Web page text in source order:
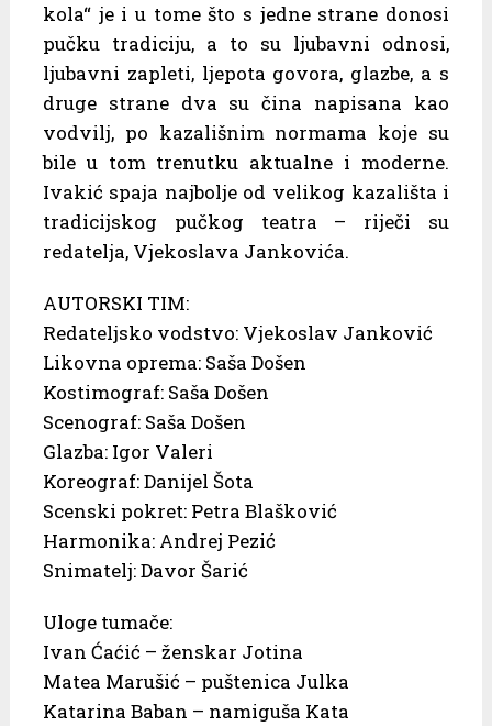
kola“ je i u tome što s jedne strane donosi
pučku tradiciju, a to su ljubavni odnosi,
ljubavni zapleti, ljepota govora, glazbe, a s
druge strane dva su čina napisana kao
vodvilj, po kazališnim normama koje su
bile u tom trenutku aktualne i moderne.
Ivakić spaja najbolje od velikog kazališta i
tradicijskog pučkog teatra – riječi su
redatelja, Vjekoslava Jankovića.
AUTORSKI TIM:
Redateljsko vodstvo: Vjekoslav Janković
Likovna oprema: Saša Došen
Kostimograf: Saša Došen
Scenograf: Saša Došen
Glazba: Igor Valeri
Koreograf: Danijel Šota
Scenski pokret: Petra Blašković
Harmonika: Andrej Pezić
Snimatelj: Davor Šarić
Uloge tumače:
Ivan Ćaćić – ženskar Jotina
Matea Marušić – puštenica Julka
Katarina Baban – namiguša Kata